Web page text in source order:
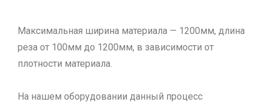
Максимальная ширина материала — 1200мм, длина
реза от 100мм до 1200мм, в зависимости от
плотности материала.
На нашем оборудовании данный процесс